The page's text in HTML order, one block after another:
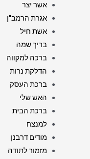
אשר יצר
אגרת הרמב"ן
אשת חיל
בריך שמה
ברכה למקווה
הדלקת נרות
ברכת העסק
האש שלי
ברכת הבית
למנצח
מודים דרבנן
מזמור לתודה